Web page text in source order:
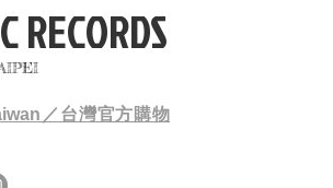
RECORDS
／台灣官方購物